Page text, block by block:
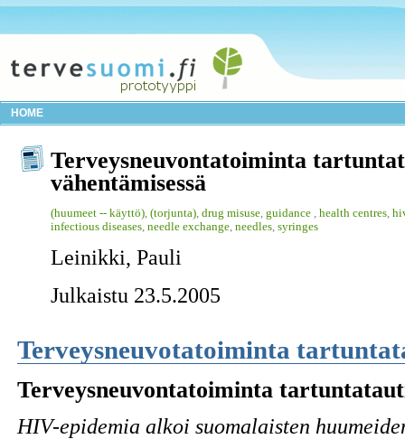
HOME
Terveysneuvontatoiminta
vähentämisessä
(huumeet -- käyttö) (torjunta) drug misuse guidance health centres
infectious diseases needle exchange needles syringes
Leinikki, Pauli
Julkaistu 23.5.2005
Terveysneuvotatoiminta
Terveysneuvontatoiminta
HIV-epidemia alkoi suomalaisten